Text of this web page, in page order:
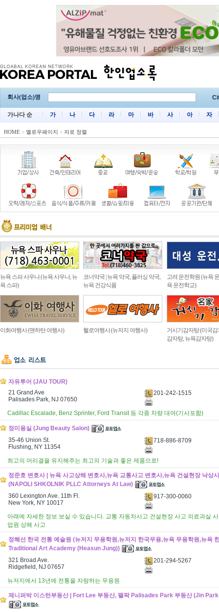
회사(업소)명
가나다 순 가 나 다 라 마 바 사 아 자
HOME > 옐로우페이지 > 자로 정렬
뉴욕 스파 사우나 (뉴욕 사우나, 뉴
욕 스파)
코너약국 | 뉴욕 약국, 플러싱 약국,
뉴욕 건강식품
고려 운전학원 (뉴욕
욕 운전학교)
이화여행사 (맨하탄 여행사) 헬로여행사 (뉴저지 여행사)
거시기감자탕 (미국감
감자탕, 뉴욕감자탕)
자유투어 (JAU TOUR)
21 Grand Ave
Palisades Park, NJ 07650
201-242-1515
Cadillac Escalade, Benz Sprinter, Ford Transit 등 각종 차량 대여(기사포함)
정미용실 (Jung Beauty Salon)
35-46 Union St.
Flushing, NY 11354
718-886-8709
최고의 머리결을 유지해주는 최고의 기술과 좋은 제품으로!
정준호 변호사 | 뉴욕 사고상해 변호사,뉴욕 교통사고 변호사,뉴욕 건설현장 낙상
(NAPOLI SHKOLNIK PLLC Attorneys At Law)
360 Lexington Ave. 11th Fl.
New York, NY 10017
917-300-0060
아래에 자세한 정보 보실 수 있습니다. 교통 자동차사고 건설현장 사고 의료과실
업원 상해 사고
정혜선 한국 전통 예술원 (뉴저지 무용학원,뉴저지 한국무용,뉴욕 무용학원,뉴욕
Traditional Art Academy (Heasun Jung))
321 Broad Ave.
Ridgefield, NJ 07657
201-294-5267
뉴저지에서 13년에 전통을 자랑하는 무용원
제니퍼박 이스턴부동산 | Fort Lee 부동산, 팰팍 Palisades Park 부동산 (Jin